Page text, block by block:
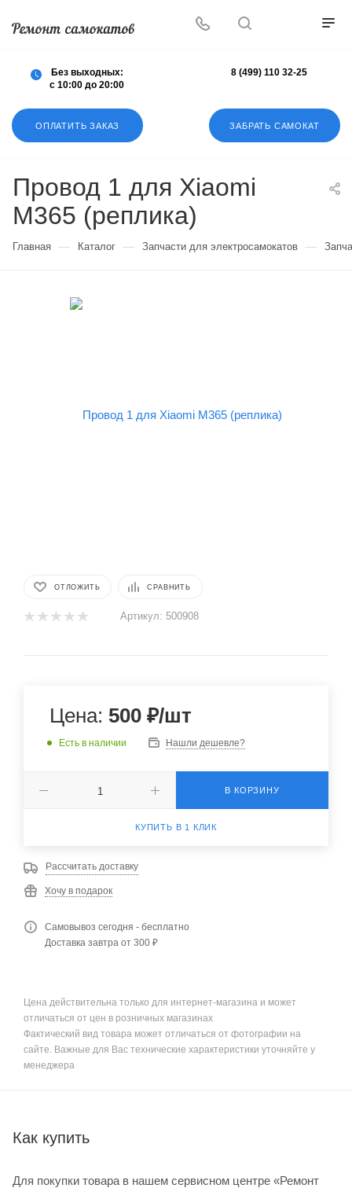
ОПЛАТИТЬ ЗАКАЗ ЗАБРАТЬ САМОКАТ
Без выходных:
с 10:00 до 20:00
8 (499) 110 32-25
Провод 1 для Xiaomi
М365 (реплика)
Главная — Каталог — Запчасти для электросамокатов —
ОТЛОЖИТЬ СРАВНИТЬ
Артикул: 500908
Цена: 500 ₽/шт
Есть в наличии Нашли дешевле?
В КОРЗИНУ
КУПИТЬ В 1 КЛИК
Рассчитать доставку
Хочу в подарок
Самовывоз сегодня - бесплатно
Доставка завтра от 300 ₽
Цена действительна только для интернет-магазина и может
отличаться от цен в розничных магазинах
Фактический вид товара может отличаться от фотографии на
сайте. Важные для Вас технические характеристики уточняйте у
менеджера
Как купить
Для покупки товара в нашем сервисном центре «Ремонт